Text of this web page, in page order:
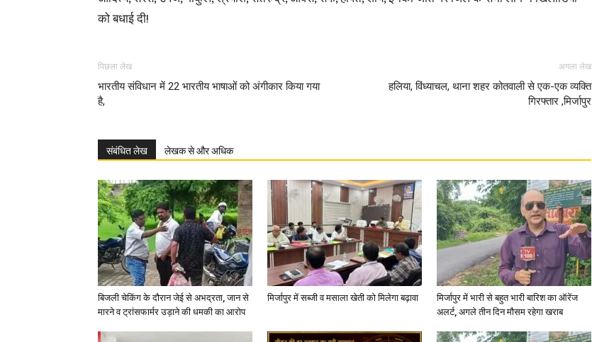
को बधाई दी!
पिछला लेख
भारतीय संविधान में 22 भारतीय भाषाओं को अंगीकार किया गया
है,
अगला लेख
हलिया, विंध्याचल, थाना शहर कोतवाली से एक-एक व्यक्ति
गिरफ्तार ,मिर्जापुर
संबंधित लेख लेखक से और अधिक
बिजली चेकिंग के दौरान जेई से अभद्रता, जान से
मारने व ट्रांसफार्मर उड़ाने की धमकी का आरोप
मिर्जापुर में सब्जी व मसाला खेती को मिलेगा बढ़ावा
मिर्जापुर में भारी से बहुत भारी बारिश का ऑरेंज
अलर्ट, अगले तीन दिन मौसम रहेगा खराब